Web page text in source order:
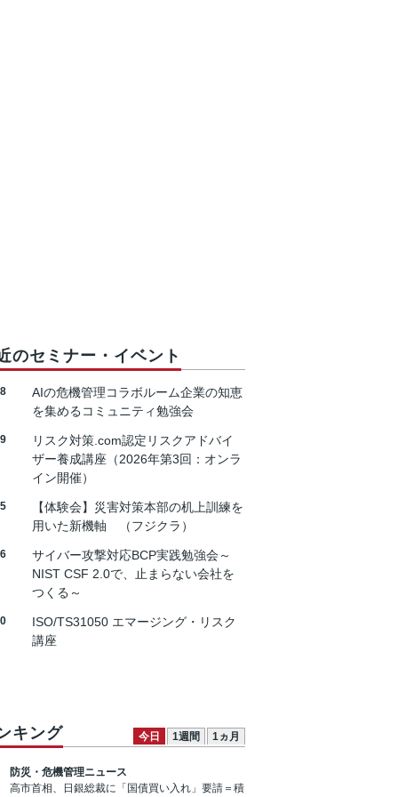
のセミナー・イベント
AIの危機管理コラボルーム企業の知恵
を集めるコミュニティ勉強会
リスク対策.com認定リスクアドバイ
ザー養成講座（2026年第3回：オンラ
イン開催）
【体験会】災害対策本部の机上訓練を
用いた新機軸 （フジクラ）
サイバー攻撃対応BCP実践勉強会～
NIST CSF 2.0で、止まらない会社を
つくる～
ISO/TS31050 エマージング・リスク
講座
キング 今日 1週間 1ヵ月
防災・危機管理ニュース
高市首相、日銀総裁に「国債買い入れ」要請＝積